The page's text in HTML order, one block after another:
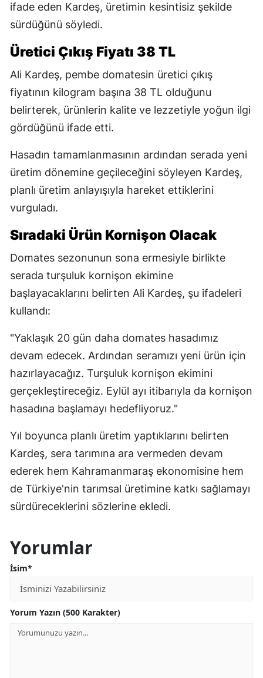
ifade eden Kardeş, üretimin kesintisiz şekilde
sürdüğünü söyledi.
Üretici Çıkış Fiyatı 38 TL
Ali Kardeş, pembe domatesin üretici çıkış
fiyatının kilogram başına 38 TL olduğunu
belirterek, ürünlerin kalite ve lezzetiyle yoğun ilgi
gördüğünü ifade etti.
Hasadın tamamlanmasının ardından serada yeni
üretim dönemine geçileceğini söyleyen Kardeş,
planlı üretim anlayışıyla hareket ettiklerini
vurguladı.
Sıradaki Ürün Kornişon Olacak
Domates sezonunun sona ermesiyle birlikte
serada turşuluk kornişon ekimine
başlayacaklarını belirten Ali Kardeş, şu ifadeleri
kullandı:
"Yaklaşık 20 gün daha domates hasadımız
devam edecek. Ardından seramızı yeni ürün için
hazırlayacağız. Turşuluk kornişon ekimini
gerçekleştireceğiz. Eylül ayı itibarıyla da kornişon
hasadına başlamayı hedefliyoruz."
Yıl boyunca planlı üretim yaptıklarını belirten
Kardeş, sera tarımına ara vermeden devam
ederek hem Kahramanmaraş ekonomisine hem
de Türkiye'nin tarımsal üretimine katkı sağlamayı
sürdüreceklerini sözlerine ekledi.
Yorumlar
İsim*
Yorum Yazın (500 Karakter)